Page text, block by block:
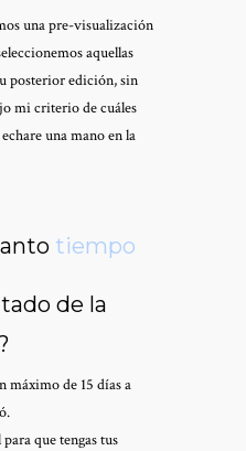
una pre-visualización
aquellas
posterior edición, sin
mi criterio de cuáles
una mano en la
tiempo
de la
máximo de 15 días a
que tengas tus